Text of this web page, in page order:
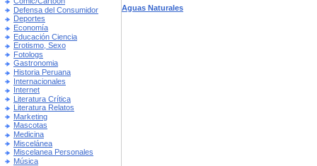
Defensa del Consumidor
Deportes
Economía
Educación Ciencia
Erotismo, Sexo
Fotologs
Gastronomia
Historia Peruana
Internacionales
Internet
Literatura Crítica
Literatura Relatos
Marketing
Mascotas
Medicina
Miscelánea
Miscelanea Personales
Música
Aguas Naturales